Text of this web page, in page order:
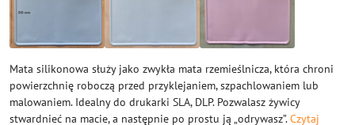
Mata silikonowa służy jako zwykła mata rzemieślnicza, która chroni
powierzchnię roboczą przed przyklejaniem, szpachlowaniem lub
malowaniem. Idealny do drukarki SLA, DLP. Pozwalasz żywicy
stwardnieć na macie, a następnie po prostu ją „odrywasz”.Czytaj